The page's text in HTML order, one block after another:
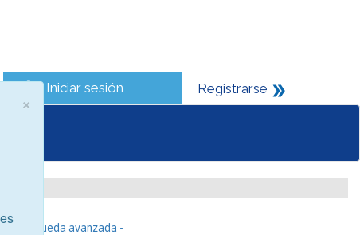
Iniciar sesión Registrarse
- Búsqueda avanzada -
×